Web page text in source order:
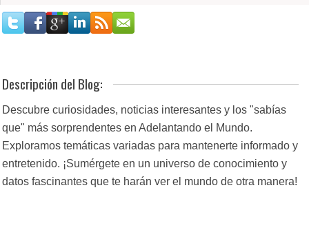
Descripción del Blog:
Descubre curiosidades, noticias interesantes y los "sabías
que" más sorprendentes en Adelantando el Mundo.
Exploramos temáticas variadas para mantenerte informado y
entretenido. ¡Sumérgete en un universo de conocimiento y
datos fascinantes que te harán ver el mundo de otra manera!